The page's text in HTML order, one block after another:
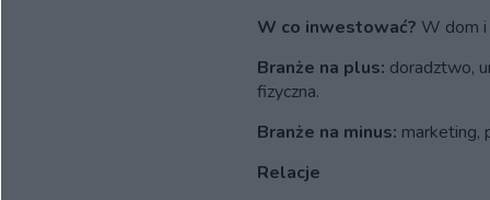
W co inwestować? W dom i
Branże na plus: doradztwo,
fizyczna.
Branże na minus: marketing,
Relacje